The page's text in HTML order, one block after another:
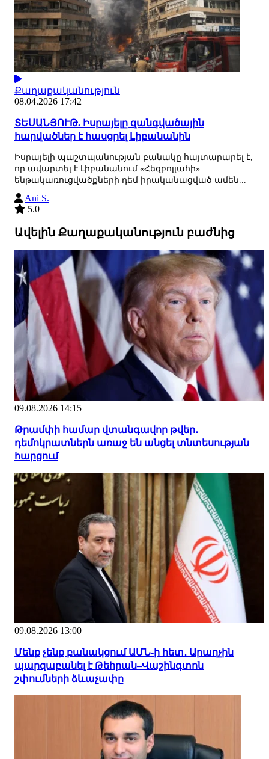
Քաղաքականություն
08.04.2026 17:42
ՏԵՍԱՆՅՈՒԹ. Իսրայելը զանգվածային
հարվածներ է հասցրել Լիբանանին
Իսրայելի պաշտպանության բանակը հայտարարել է,
որ ավարտել է Լիբանանում «Հեզբոլլահի»
ենթակառուցվածքների դեմ իրականացված ամեն...
Ani S.
5.0
Ավելին Քաղաքականություն բաժնից
09.08.2026 14:15
Թրամփի համար վտանգավոր թվեր․
դեմոկրատներն առաջ են անցել տնտեսության
հարցում
09.08.2026 13:00
Մենք չենք բանակցում ԱՄՆ-ի հետ․ Արաղչին
պարզաբանել է Թեհրան–Վաշինգտոն
շփումների ձևաչափը